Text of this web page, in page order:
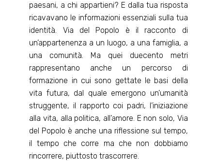
paesani, a chi appartieni? E dalla tua risposta
ricavavano le informazioni essenziali sulla tua
identità. Via del Popolo è il racconto di
un’appartenenza a un luogo, a una famiglia, a
una comunità. Ma quei duecento metri
rappresentano anche un percorso di
formazione in cui sono gettate le basi della
vita futura, dal quale emergono un’umanità
struggente, il rapporto coi padri, l’iniziazione
alla vita, alla politica, all’amore. E non solo, Via
del Popolo è anche una riflessione sul tempo,
il tempo che corre ma che non dobbiamo
rincorrere, piuttosto trascorrere.